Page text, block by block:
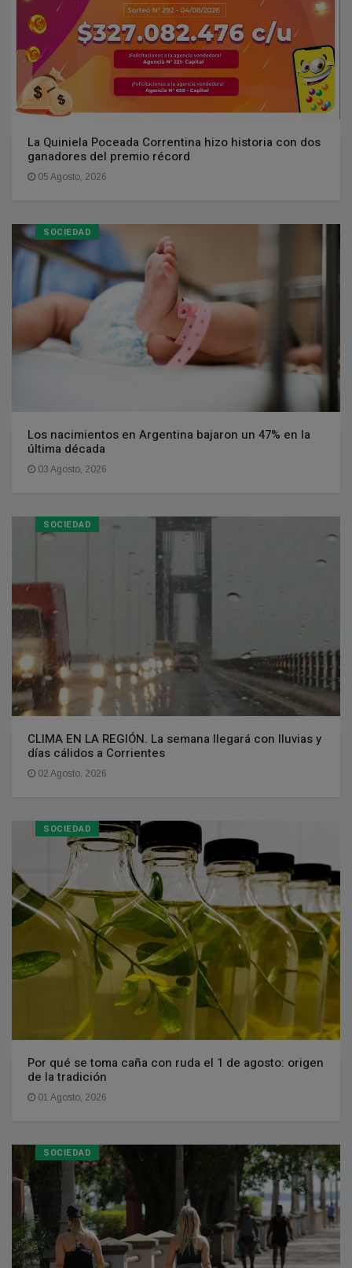
La Quiniela Poceada Correntina hizo historia con dos
ganadores del premio récord
05 Agosto, 2026
SOCIEDAD
Los nacimientos en Argentina bajaron un 47% en la
última década
03 Agosto, 2026
SOCIEDAD
CLIMA EN LA REGIÓN. La semana llegará con lluvias y
días cálidos a Corrientes
02 Agosto, 2026
SOCIEDAD
Por qué se toma caña con ruda el 1 de agosto: origen
de la tradición
01 Agosto, 2026
SOCIEDAD